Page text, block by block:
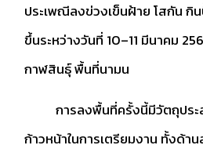
ประเพณีลงข่วงเข็นฝ้าย โสกัน กิ
ขึ้นระหว่างวันที่ 10–11 มีนาคม
กาฬสินธุ์ พื้นที่นามน
การลงพื้นที่ครั้งนี้มีวัตถุประ
ก้าวหน้าในการเตรียมงาน ทั้งด้า